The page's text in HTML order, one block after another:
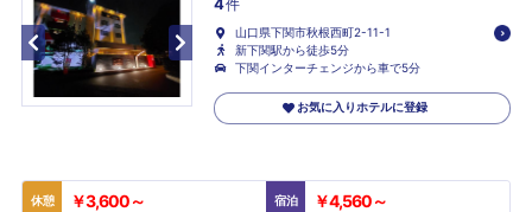
件
山口県下関市秋根西町2-11-1
新下関駅から徒歩5分
下関インターチェンジから車で5分
お気に入りホテルに登録
休憩 ￥3,600～ 宿泊 ￥4,560～